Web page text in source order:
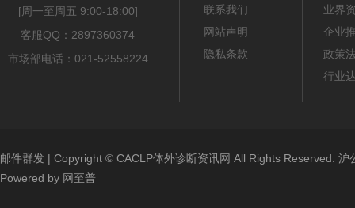
[周一至周五 9:00-18:00]
客服QQ：2897360374
市场部电话：021-52558224
联系我们
网站声明
隐私条款
业界
企业
政策
行业
邮件群发 | Copyright © CACLP体外诊断资讯网 All Rights Reserved. 沪
Powered by 网至普